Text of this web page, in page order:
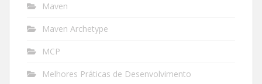
Maven
Maven Archetype
MCP
Melhores Práticas de Desenvolvimento